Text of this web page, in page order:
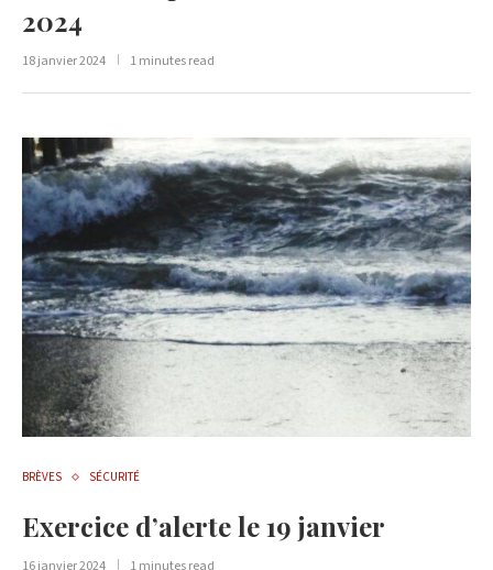
2024
18 janvier 2024 1 minutes read
BRÈVES SÉCURITÉ
Exercice d’alerte le 19 janvier
16 janvier 2024 1 minutes read